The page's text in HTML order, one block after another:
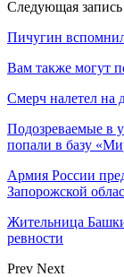
Следующая запись
Пичугин
Вам также могут
Смерч налетел на
Подозреваемые в
попали в базу
Армия России
Запорожской
Жительница
ревности
Prev Next